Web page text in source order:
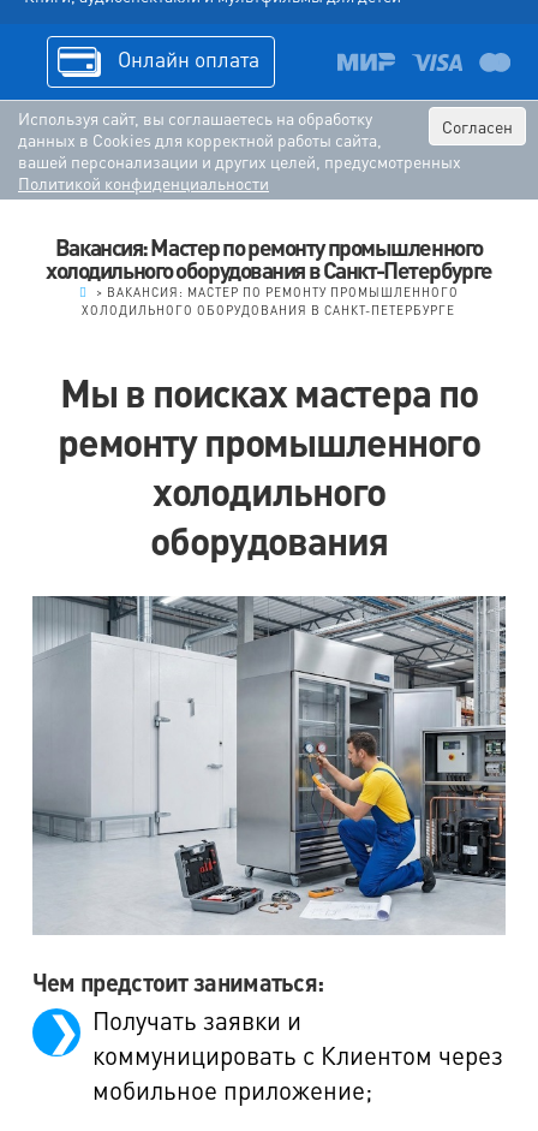
Онлайн оплата
Согласен
Используя сайт, вы соглашаетесь на обработку
данных в Cookies для корректной работы сайта,
вашей персонализации и других целей, предусмотренных
Политикой конфиденциальности
Вакансия: Мастер по ремонту промышленного
холодильного оборудования в Санкт-Петербурге
> ВАКАНСИЯ: МАСТЕР ПО РЕМОНТУ ПРОМЫШЛЕННОГО
ХОЛОДИЛЬНОГО ОБОРУДОВАНИЯ В САНКТ-ПЕТЕРБУРГЕ
Мы в поисках мастера по
ремонту промышленного
холодильного
оборудования
Чем предстоит заниматься:
Получать заявки и
коммуницировать с Клиентом через
мобильное приложение;